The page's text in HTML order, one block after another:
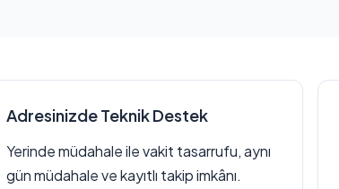
Adresinizde Teknik Destek
Yerinde müdahale ile vakit tasarrufu, aynı
gün müdahale ve kayıtlı takip imkânı.